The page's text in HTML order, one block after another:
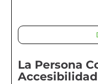
La Persona